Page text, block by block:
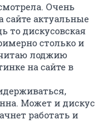
Очень
сайте актуальные
то дискусовская
столько и
лоджию
на сайте в
Может и дискус
работать и